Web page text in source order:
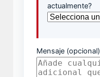
actualmente?
Mensaje (opcional)